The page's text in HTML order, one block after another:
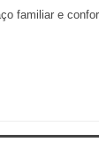
familiar e